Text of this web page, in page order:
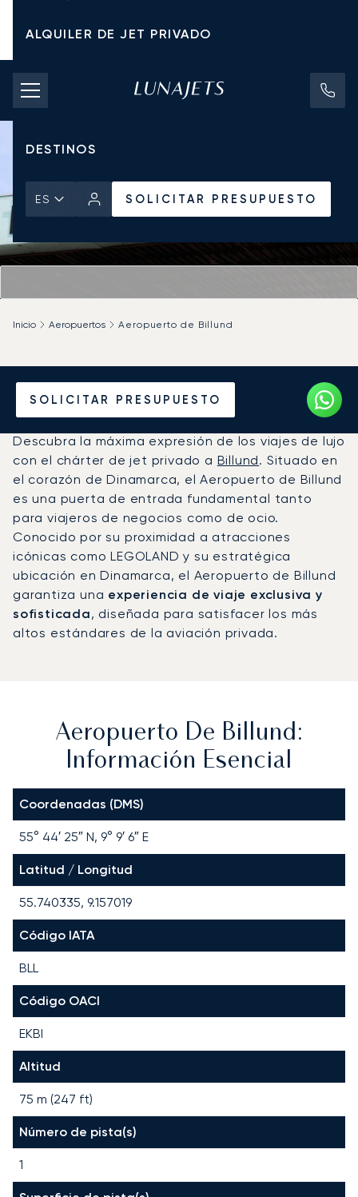
ALQUILER DE JET PRIVADO
TARIFAS DE CHÁRTER
JETS PRIVADOS
DESTINOS
ES SOLICITAR PRESUPUESTO
SOLICITAR PRESUPUESTO
Inicio Aeropuertos Aeropuerto de Billund
Vuele en Jet Privado al
Aeropuerto de Billund (BLL)
Descubra la máxima expresión de los viajes de lujo
con el chárter de jet privado a Billund. Situado en
el corazón de Dinamarca, el Aeropuerto de Billund
es una puerta de entrada fundamental tanto
para viajeros de negocios como de ocio.
Conocido por su proximidad a atracciones
icónicas como LEGOLAND y su estratégica
ubicación en Dinamarca, el Aeropuerto de Billund
garantiza una experiencia de viaje exclusiva y
sofisticada, diseñada para satisfacer los más
altos estándares de la aviación privada.
Aeropuerto De Billund:
Información Esencial
Coordenadas (DMS)
55° 44′ 25″ N, 9° 9′ 6″ E
Latitud / Longitud
55.740335, 9.157019
Código IATA
BLL
Código OACI
EKBI
Altitud
75 m (247 ft)
Número de pista(s)
1